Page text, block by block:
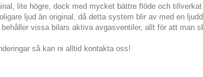
lite högre, dock med mycket bättre flöde och
ljud än original, då detta system blir av med en
vissa bilars aktiva avgasventiler, allt för att man
så kan ni alltid kontakta oss!